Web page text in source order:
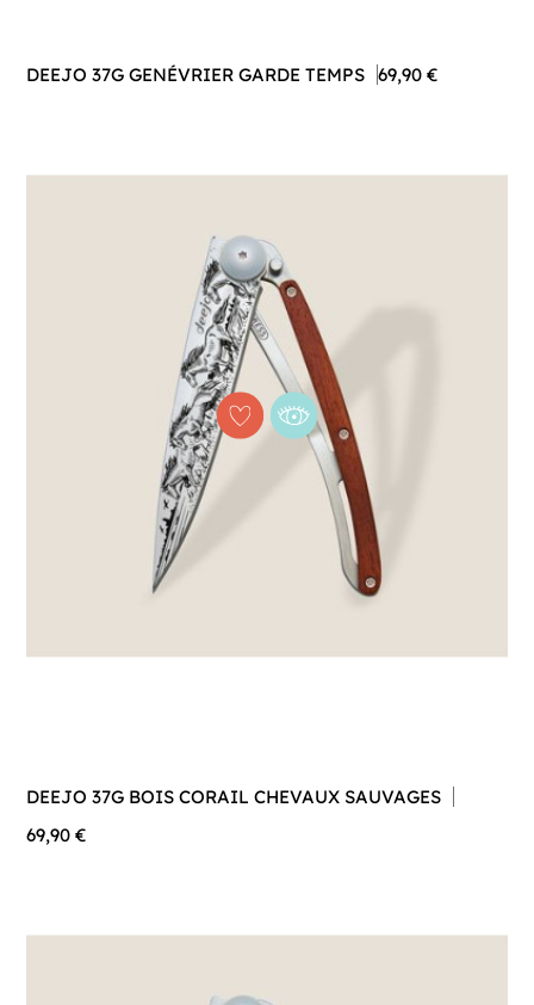
DEEJO 37G GENÉVRIER GARDE TEMPS 69,90 €
DEEJO 37G BOIS CORAIL CHEVAUX SAUVAGES
69,90 €